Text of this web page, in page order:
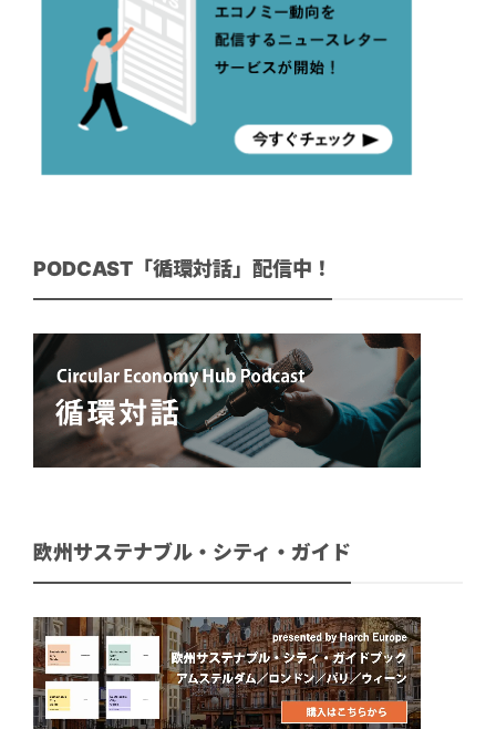
PODCAST「循環対話」配信中！
欧州サステナブル・シティ・ガイド